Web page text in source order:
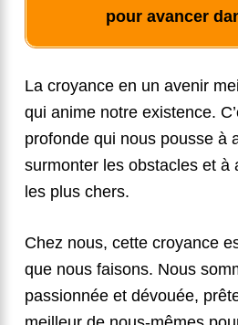
pour avancer
La croyance en un avenir
qui anime notre existence.
profonde qui nous pousse à
surmonter les obstacles et à
les plus chers.
Chez nous, cette croyance
que nous faisons. Nous
passionnée et dévouée,